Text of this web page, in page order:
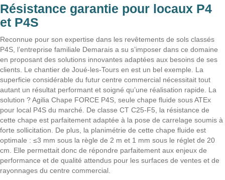
Résistance garantie pour locaux P4
et P4S
Reconnue pour son expertise dans les revêtements de sols classés
P4S, l’entreprise familiale Demarais a su s’imposer dans ce domaine
en proposant des solutions innovantes adaptées aux besoins de ses
clients. Le chantier de Joué-les-Tours en est un bel exemple. La
superficie considérable du futur centre commercial nécessitait tout
autant un résultat performant et soigné qu’une réalisation rapide. La
solution ? Agilia Chape FORCE P4S, seule chape fluide sous ATEx
pour local P4S du marché. De classe CT C25-F5, la résistance de
cette chape est parfaitement adaptée à la pose de carrelage soumis à
forte sollicitation. De plus, la planimétrie de cette chape fluide est
optimale : ≤3 mm sous la règle de 2 m et 1 mm sous le réglet de 20
cm. Elle permettait donc de répondre parfaitement aux enjeux de
performance et de qualité attendus pour les surfaces de ventes et de
rayonnages du centre commercial.